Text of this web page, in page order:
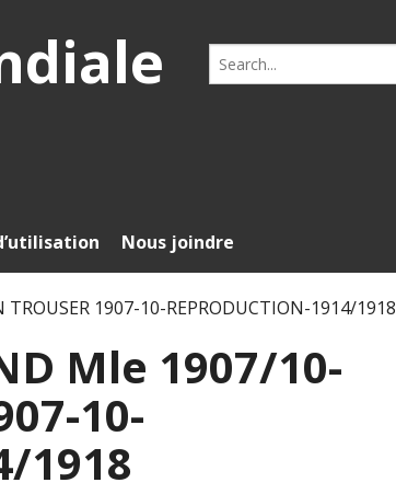
Search
for:
Nous joindre
1907-10-REPRODUCTION-1914/1918
Mle 1907/10-
10-
1918